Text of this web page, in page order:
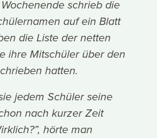
schrieb die
auf ein Blatt
die Liste der netten
ihre Mitschüler über den
hatten.
jedem Schüler seine
nach kurzer Zeit
hörte man